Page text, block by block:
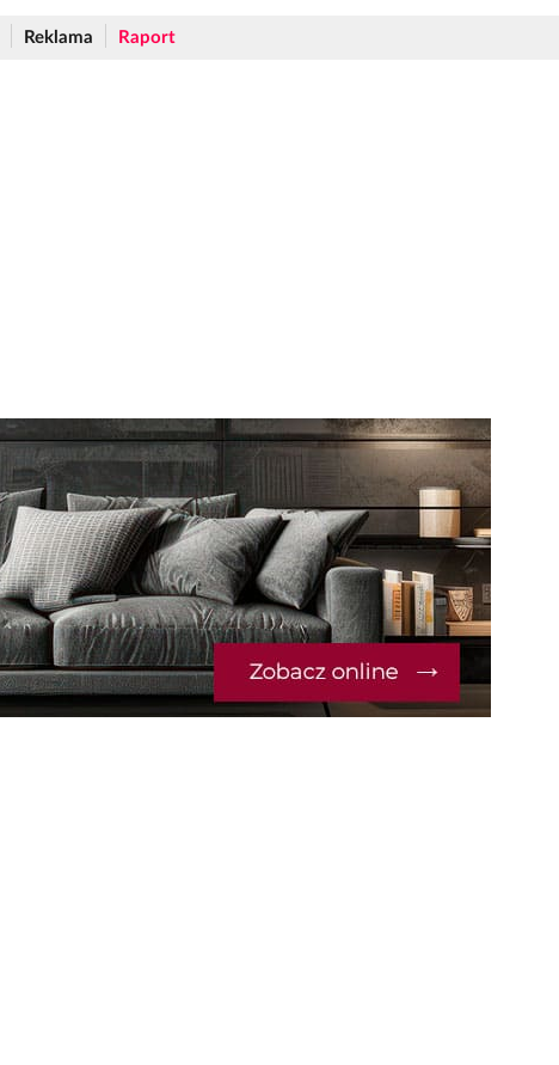
Reklama Raport